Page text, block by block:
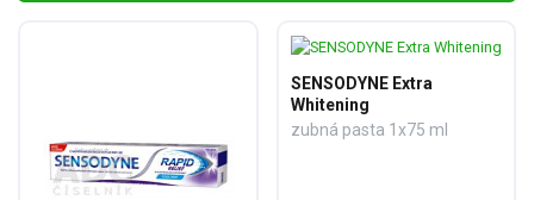
SENSODYNE Extra
Whitening
zubná pasta 1x75 ml